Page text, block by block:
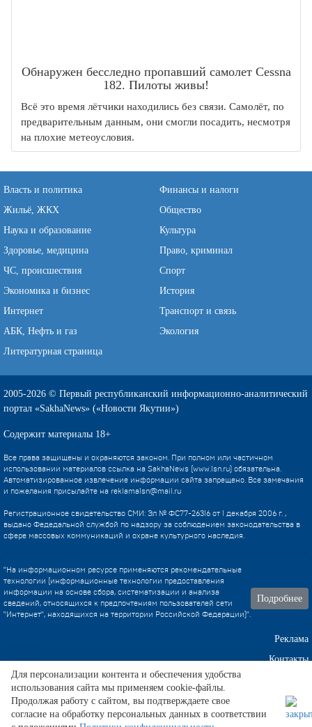
Обнаружен бесследно пропавший самолет Cessna
182. Пилоты живы!
Всё это время лётчики находились без связи. Самолёт, по
предварительным данным, они смогли посадить, несмотря
на плохие метеоусловия.
Власть и политика
Финансы и налоги
Жильё, ЖКХ
Общество
Наука и образование
Культура
Здоровье, медицина
Право, криминал
ЧС, происшествия
Спорт
Экономика и бизнес
История
Интернет
Транспорт и связь
АБК, Нефть и газ
Экология
Литературная страница
2005-2026 © Первый республиканский информационно-аналитический
портал «SakhaNews» («Новости Якутии»)
Содержит материалы 18+
Все права защищены и охраняются законом. При полном или частичном
использовании материалов ссылка на SakhaNews (www.1sn.ru) обязательна.
Автоматизированное извлечение информации сайта запрещено. Все замечания
и пожелания присылайте на reklama1sn@mail.ru
Регистрационное свидетельство СМИ: Эл № ФС77-26316 от 1 декабря 2006 г. ,
выдано Федедальной службой по надзору за соблюдением законодательства в
сфере массовых коммуникаций и охране культурного наследия.
"На информационном ресурсе применяются рекомендательные
технологии (информационные технологии предоставления
информации на основе сбора, систематизации и анализа
сведений, относящихся к предпочтениям пользователей сети
"Интернет", находящихся на территории Российской Федерации)".
Подробнее
Реклама
Контакты
Техническа поддержка
Для персонализации контента и обеспечения удобства
использования сайта мы применяем cookie-файлы.
Продолжая работу с сайтом, вы подтверждаете свое
согласие на обработку персональных данных в соответствии